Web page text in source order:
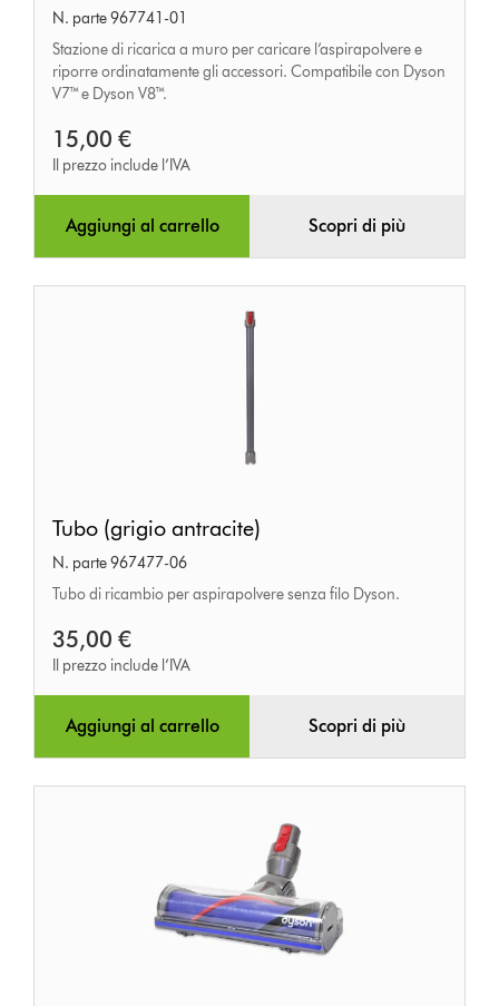
ricarica
N. parte 967741-01
Stazione di ricarica a muro per caricare l’aspirapolvere e
riporre ordinatamente gli accessori. Compatibile con Dyson
V7™ e Dyson V8™.
15,00 €
Il prezzo include l’IVA
Aggiungi al carrello Scopri di più
(grigio
antracite)
Tubo (grigio antracite)
N. parte 967477-06
Tubo di ricambio per aspirapolvere senza filo Dyson.
35,00 €
Il prezzo include l’IVA
Aggiungi al carrello Scopri di più